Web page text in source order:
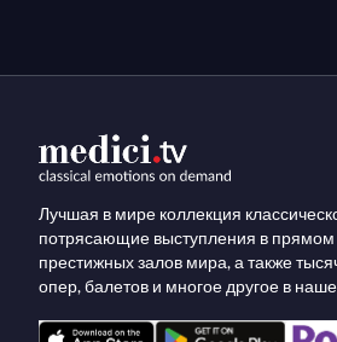
Лучшая в мире коллекция
потрясающие выступления в
престижных залов мира, а также
опер, балетов и многое другое в